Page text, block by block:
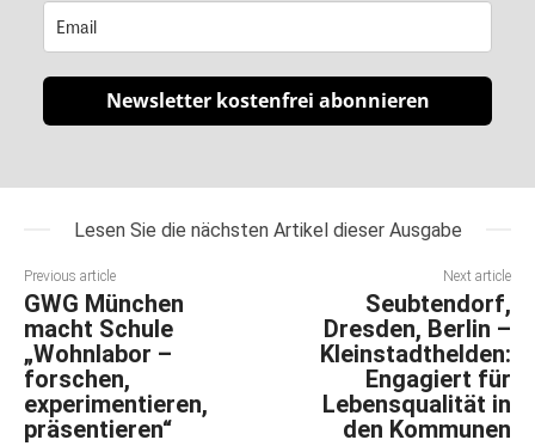
Newsletter kostenfrei abonnieren
Lesen Sie die nächsten Artikel dieser Ausgabe
Previous article
GWG München
macht Schule
„Wohnlabor –
forschen,
experimentieren,
präsentieren“
Next article
Seubtendorf,
Dresden, Berlin –
Kleinstadthelden:
Engagiert für
Lebensqualität in
den Kommunen